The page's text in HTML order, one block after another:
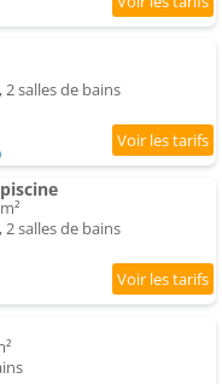
salles de bains
salles de bains